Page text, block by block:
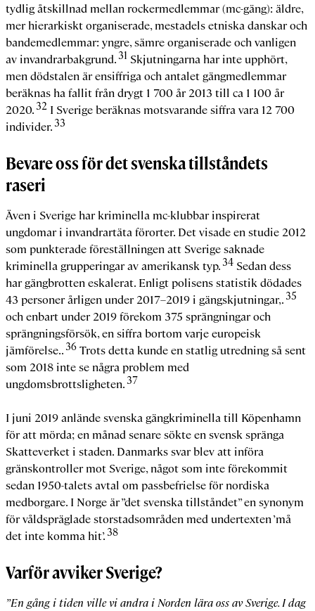
tydlig åtskillnad mellan rockermedlemmar (mc-gäng): äldre,
mer hierarkiskt organiserade, mestadels etniska danskar och
bandemedlemmar: yngre, sämre organiserade och vanligen
av invandrarbakgrund. 31 Skjutningarna har inte upphört,
men dödstalen är ensiffriga och antalet gängmedlemmar
beräknas ha fallit från drygt 1 700 år 2013 till ca 1 100 år
2020. 32 I Sverige beräknas motsvarande siffra vara 12 700
individer. 33
Bevare oss för det svenska tillståndets
raseri
Även i Sverige har kriminella mc-klubbar inspirerat
ungdomar i invandrartäta förorter. Det visade en studie 2012
som punkterade föreställningen att Sverige saknade
kriminella grupperingar av amerikansk typ. 34 Sedan dess
har gängbrotten eskalerat. Enligt polisens statistik dödades
43 personer årligen under 2017–2019 i gängskjutningar,. 35
och enbart under 2019 förekom 375 sprängningar och
sprängningsförsök, en siffra bortom varje europeisk
jämförelse.. 36 Trots detta kunde en statlig utredning så sent
som 2018 inte se några problem med
ungdomsbrottsligheten. 37
I juni 2019 anlände svenska gängkriminella till Köpenhamn
för att mörda; en månad senare sökte en svensk spränga
Skatteverket i staden. Danmarks svar blev att införa
gränskontroller mot Sverige, något som inte förekommit
sedan 1950-talets avtal om passbefrielse för nordiska
medborgare. I Norge är ”det svenska tillståndet” en synonym
för våldspräglade storstadsområden med undertexten ’må
det inte komma hit’. 38
Varför avviker Sverige?
”En gång i tiden ville vi andra i Norden lära oss av Sverige. I dag